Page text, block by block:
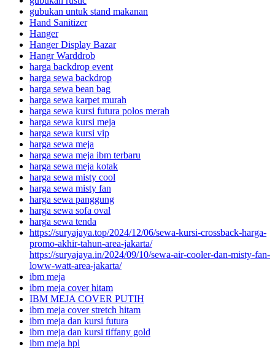
gubukan untuk stand makanan
Hand Sanitizer
Hanger
Hanger Display Bazar
Hangr Warddrob
harga backdrop event
harga sewa backdrop
harga sewa bean bag
harga sewa karpet murah
harga sewa kursi futura polos merah
harga sewa kursi meja
harga sewa kursi vip
harga sewa meja
harga sewa meja ibm terbaru
harga sewa meja kotak
harga sewa misty cool
harga sewa misty fan
harga sewa panggung
harga sewa sofa oval
harga sewa tenda
https://suryajaya.top/2024/12/06/sewa-kursi-crossback-harga-
promo-akhir-tahun-area-jakarta/
https://suryajaya.in/2024/09/10/sewa-air-cooler-dan-misty-fan-
loww-watt-area-jakarta/
ibm meja
ibm meja cover hitam
IBM MEJA COVER PUTIH
ibm meja cover stretch hitam
ibm meja dan kursi futura
ibm meja dan kursi tiffany gold
ibm meja hpl